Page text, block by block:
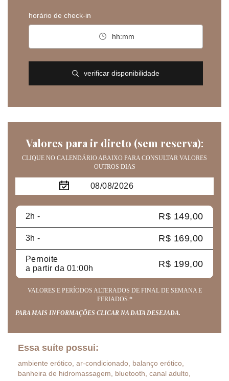
horário de check-in
hh:mm
verificar disponibilidade
Valores para ir direto (sem reserva):
CLIQUE NO CALENDÁRIO ABAIXO PARA CONSULTAR VALORES
OUTROS DIAS
2h - R$ 149,00
3h - R$ 169,00
Pernoite
a partir da 01:00h
R$ 199,00
VALORES E PERÍODOS ALTERADOS DE FINAL DE SEMANA E
FERIADOS.*
PARA MAIS INFORMAÇÕES CLICAR NA DATA DESEJADA.
Essa suíte possui:
ambiente erótico, ar-condicionado, balanço erótico,
banheira de hidromassagem, bluetooth, canal adulto,